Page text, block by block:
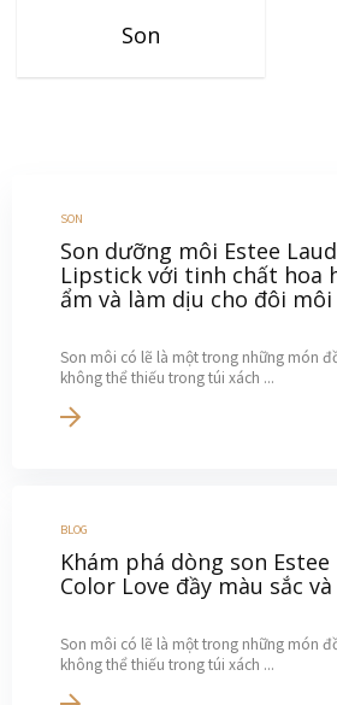
Son
SON
Son dưỡng môi Estee
Lipstick với tinh chất hoa
ẩm và làm dịu cho đôi môi
Son môi có lẽ là một trong những món
không thể thiếu trong túi xách ...
BLOG
Khám phá dòng son
Color Love đầy màu sắc
Son môi có lẽ là một trong những món
không thể thiếu trong túi xách ...